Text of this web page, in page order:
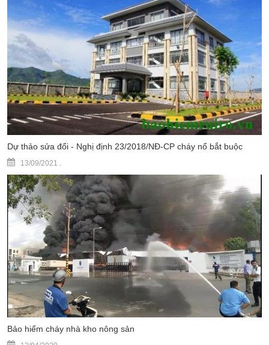
Dự thảo sửa đổi - Nghị định 23/2018/NĐ-CP cháy nổ bắt buộc
13/09/2021
Bảo hiểm cháy nhà kho nông sản